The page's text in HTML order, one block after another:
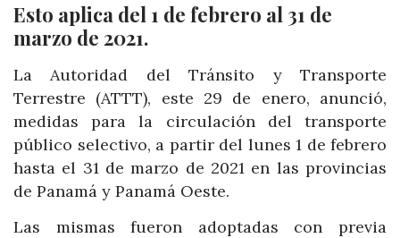
Esto aplica del 1 de febrero al 31 de
marzo de 2021.
La Autoridad del Tránsito y Transporte
Terrestre (ATTT), este 29 de enero, anunció,
medidas para la circulación del transporte
público selectivo, a partir del lunes 1 de febrero
hasta el 31 de marzo de 2021 en las provincias
de Panamá y Panamá Oeste.
Las mismas fueron adoptadas con previa